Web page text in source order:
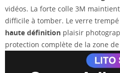
vidéos. La forte colle 3M
difficile à tomber. Le verre
haute définition plaisir
protection complète de la zone